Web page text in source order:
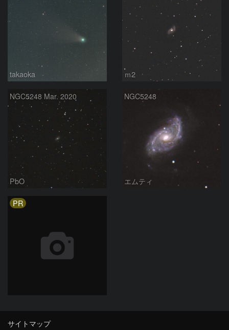
takaoka ｍ2
NGC5248 Mar. 2020
PbO
NGC5248
エムティ
PR
サイトマップ